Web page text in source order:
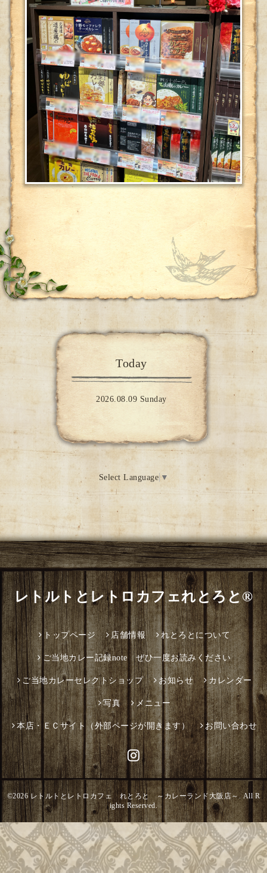
Today
2026.08.09 Sunday
Select Language ▼
レトルトとレトロカフェれとろと®
トップページ 店舗情報 れとろとについて
ご当地カレー記録note ぜひ一度お読みください
ご当地カレーセレクトショップ お知らせ カレンダー
写真 メニュー
本店・ＥＣサイト（外部ページが開きます） お問い合わせ
©2026レトルトとレトロカフェ れとろと ～カレーランド大阪店～. All R
ights Reserved.